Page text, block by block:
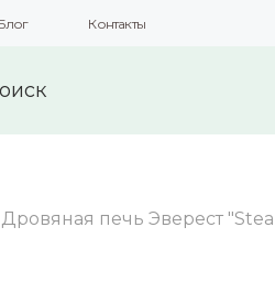
Контакты
Дровяная печь Эверест
для получения